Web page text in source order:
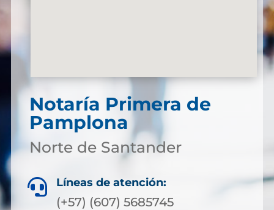
Notaría Primera de
Pamplona
Norte de Santander
 Líneas de atención:
(+57) (607) 5685745